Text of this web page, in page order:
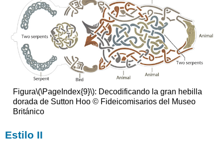
Figura\(\PageIndex{9}\): Decodificando la gran hebilla
dorada de Sutton Hoo © Fideicomisarios del Museo
Británico
Estilo II